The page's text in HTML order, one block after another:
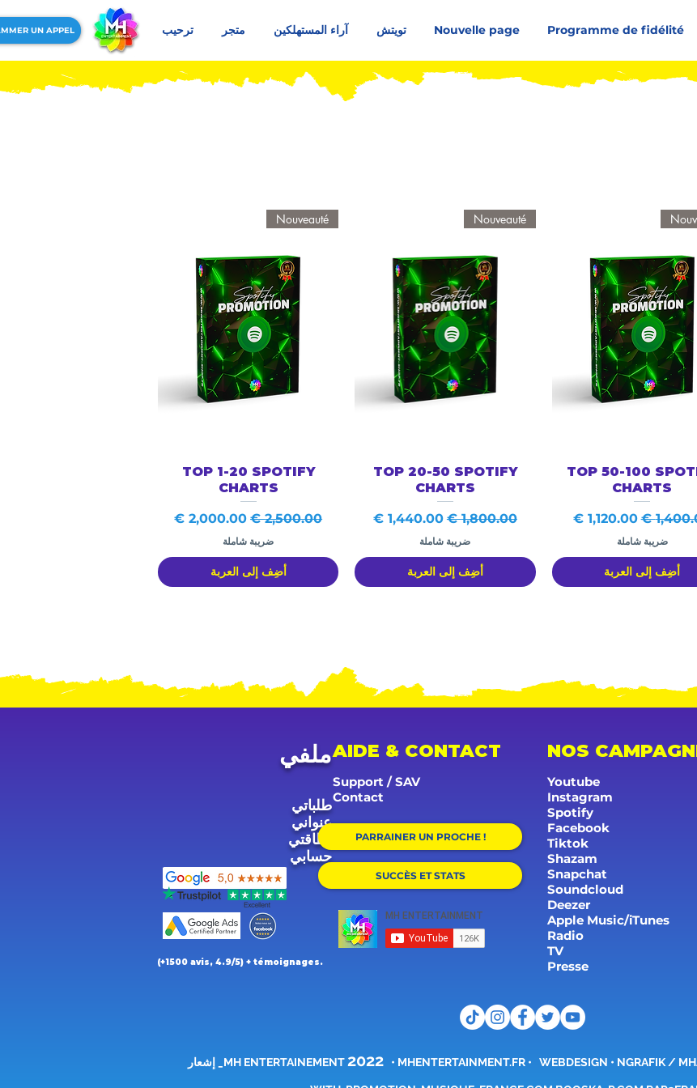
UN APPEL ترحيب متجر آراء المستهلكين تويتش Nouvelle page Programme de fidélité
العرض السريع
TOP 50-100
CHARTS
عادي
سعر البيع‏1,120.00 €
ضريبة شاملة
أضِف إلى العربة
العرض السريع
Nouveauté
TOP 20-50 SPOTIFY
CHARTS
سعر عادي‏1,800.00 € سعر البيع‏1,440.00 €
ضريبة شاملة
أضِف إلى العربة
العرض السريع
Nouveauté
TOP 1-20 SPOTIFY
CHARTS
سعر عادي‏2,500.00 € سعر البيع
ضريبة شاملة
أضِف إلى العربة
ملفي
طلباتي
عنواني
بطاقتي
حسابي
AIDE & CONTACT
Support / SAV
Contact
PARRAINER UN PROCHE !
SUCCÈS ET STATS
(+1500 avis, 4.9/5) + témoignages.
NOS
Youtube
Instagram
Spotify
Facebook
Tiktok
Shazam
Snapchat
Soundcloud
Deezer
Apple Music/iTunes
Radio
TV
Presse
2022 • MHENTERTAINMENT.FR • WEBDESIGN • NGRAFIK /
-CGV5195de94 -136bad5cf58d_ إشعار